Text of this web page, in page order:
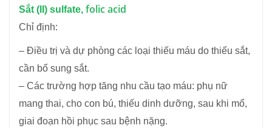
Sắt (II) sulfate, folic acid
Chỉ định:
– Điều trị và dự phòng các loại thiếu máu do thiếu sắt,
cần bổ sung sắt.
– Các trường hợp tăng nhu cầu tạo máu: phụ nữ
mang thai, cho con bú, thiếu dinh dưỡng, sau khi mổ,
giai đoạn hồi phục sau bệnh nặng.